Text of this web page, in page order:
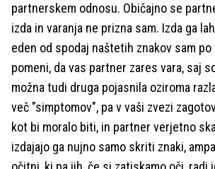
partnerskem odnosu. Običajno se
izda in varanja ne prizna sam. Izda ga
eden od spodaj naštetih znakov sam po
pomeni, da vas partner zares vara, saj
možna tudi druga pojasnila oziroma
več "simptomov", pa v vaši zvezi
kot bi moralo biti, in partner verjetno
izdajajo ga nujno samo skriti znaki,